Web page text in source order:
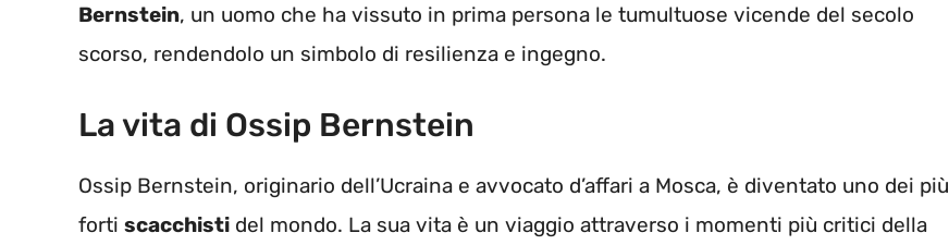
Bernstein, un uomo che ha vissuto in prima persona le tumultuose vicende del secolo
scorso, rendendolo un simbolo di resilienza e ingegno.
La vita di Ossip Bernstein
Ossip Bernstein, originario dell’Ucraina e avvocato d’affari a Mosca, è diventato uno dei più
forti scacchisti del mondo. La sua vita è un viaggio attraverso i momenti più critici della